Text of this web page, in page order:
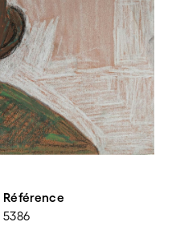
Référence
5386